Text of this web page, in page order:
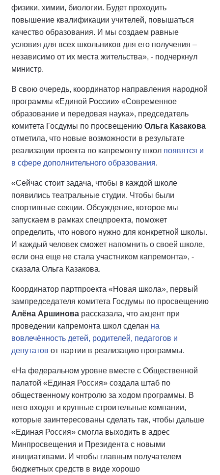
физики, химии, биологии. Будет проходить
повышение квалификации учителей, повышаться
качество образования. И мы создаем равные
условия для всех школьников для его получения –
независимо от их места жительства», - подчеркнул
министр.
В свою очередь, координатор направления народной
программы «Единой России» «Современное
образование и передовая наука», председатель
комитета Госдумы по просвещению Ольга Казакова
отметила, что новые возможности в результате
реализации проекта по капремонту школ появятся и
в сфере дополнительного образования.
«Сейчас стоит задача, чтобы в каждой школе
появились театральные студии. Чтобы были
спортивные секции. Обсуждение, которое мы
запускаем в рамках спецпроекта, поможет
определить, что нового нужно для конкретной школы.
И каждый человек сможет напомнить о своей школе,
если она еще не стала участником капремонта», -
сказала Ольга Казакова.
Координатор партпроекта «Новая школа», первый
зампредседателя комитета Госдумы по просвещению
Алёна Аршинова рассказала, что акцент при
проведении капремонта школ сделан на
вовлечённость детей, родителей, педагогов и
депутатов от партии в реализацию программы.
«На федеральном уровне вместе с Общественной
палатой «Единая Россия» создала штаб по
общественному контролю за ходом программы. В
него входят и крупные строительные компании,
которые заинтересованы сделать так, чтобы дальше
«Единая Россия» смогла выходить в адрес
Минпросвещения и Президента с новыми
инициативами. И чтобы главным получателем
бюджетных средств в виде хорошо